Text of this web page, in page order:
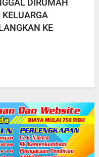
DIRUMAH
KELUARGA
KE